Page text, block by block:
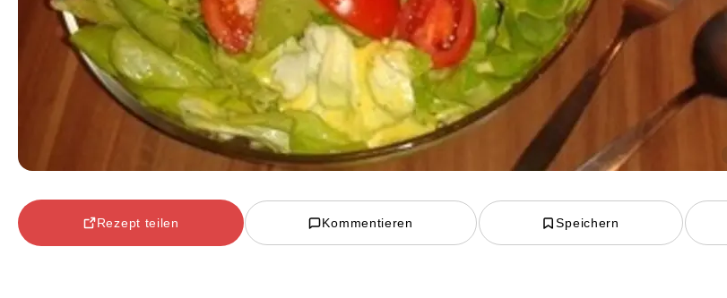
Rezept teilen Kommentieren Speichern